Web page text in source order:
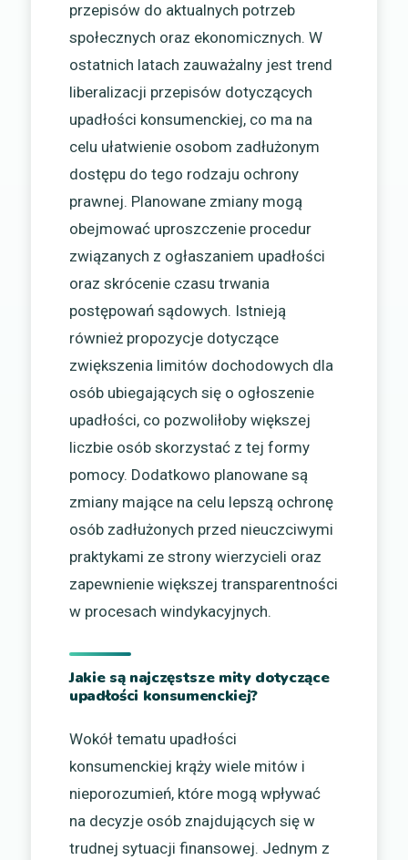
przepisów do aktualnych potrzeb
społecznych oraz ekonomicznych. W
ostatnich latach zauważalny jest trend
liberalizacji przepisów dotyczących
upadłości konsumenckiej, co ma na
celu ułatwienie osobom zadłużonym
dostępu do tego rodzaju ochrony
prawnej. Planowane zmiany mogą
obejmować uproszczenie procedur
związanych z ogłaszaniem upadłości
oraz skrócenie czasu trwania
postępowań sądowych. Istnieją
również propozycje dotyczące
zwiększenia limitów dochodowych dla
osób ubiegających się o ogłoszenie
upadłości, co pozwoliłoby większej
liczbie osób skorzystać z tej formy
pomocy. Dodatkowo planowane są
zmiany mające na celu lepszą ochronę
osób zadłużonych przed nieuczciwymi
praktykami ze strony wierzycieli oraz
zapewnienie większej transparentności
w procesach windykacyjnych.
Jakie są najczęstsze mity dotyczące
upadłości konsumenckiej?
Wokół tematu upadłości
konsumenckiej krąży wiele mitów i
nieporozumień, które mogą wpływać
na decyzje osób znajdujących się w
trudnej sytuacji finansowej. Jednym z